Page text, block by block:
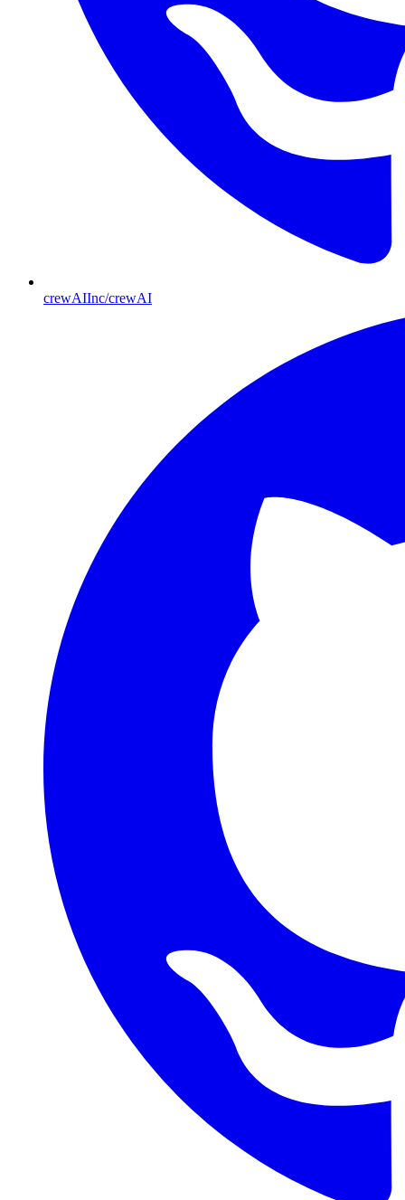
crewAIInc/crewAI